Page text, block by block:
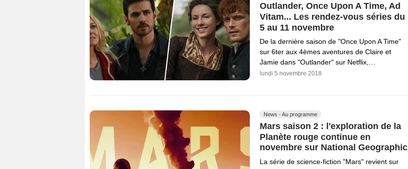
Outlander, Once Upon A Time, Ad
Vitam... Les rendez-vous séries du
5 au 11 novembre
De la dernière saison de "Once Upon A Time"
sur 6ter aux 4èmes aventures de Claire et
Jamie dans "Outlander" sur Netflix,…
lundi 5 novembre 2018
News - Au programme
Mars saison 2 : l'exploration de la
Planète rouge continue en
novembre sur National Geographic
La série de science-fiction "Mars" revient sur